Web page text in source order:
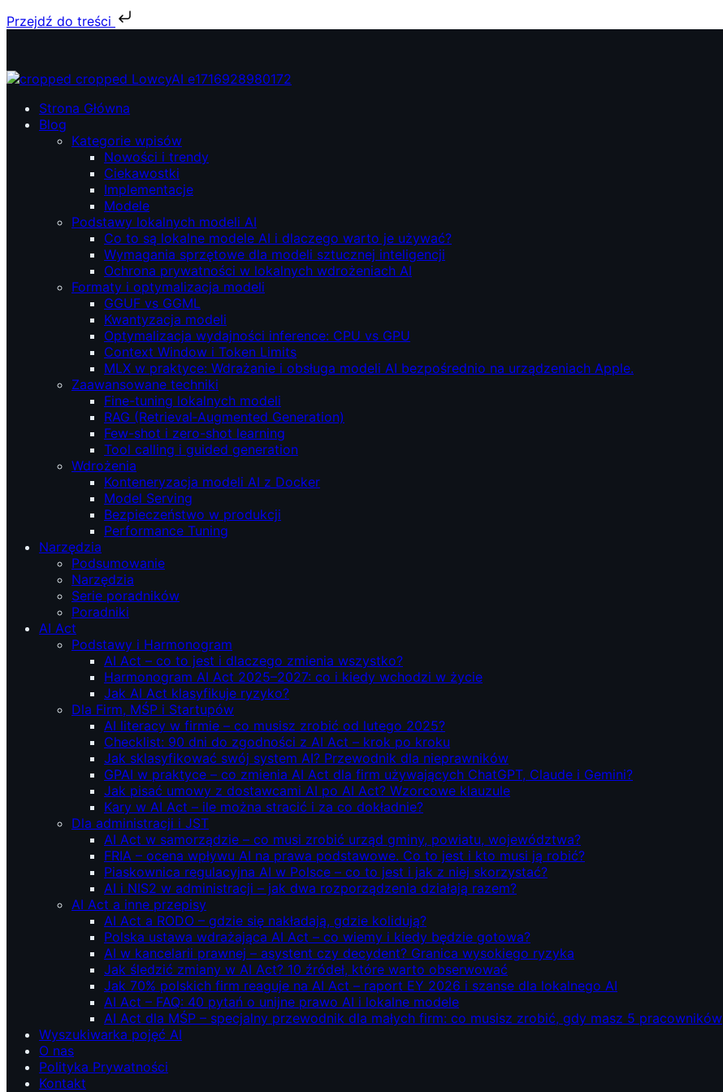
Przejdź do treści
treści
ŁowcyAI – Lokalne modele AI, prywatność i niezależność.
ŁowcyAI – Lokalne modele AI, prywatność i niezależność.
Strona Główna
Blog
Kategorie wpisów
Nowości i trendy
Ciekawostki
Implementacje
Modele
Podstawy lokalnych modeli AI
Co to są lokalne modele AI i dlaczego warto je używać?
Wymagania sprzętowe dla modeli sztucznej inteligencji
Ochrona prywatności w lokalnych wdrożeniach AI
Formaty i optymalizacja modeli
GGUF vs GGML
Kwantyzacja modeli
Optymalizacja wydajności inference: CPU vs GPU
Context Window i Token Limits
MLX w praktyce: Wdrażanie i obsługa modeli AI bezpośrednio na urządzeniach Apple.
Zaawansowane techniki
Fine-tuning lokalnych modeli
RAG (Retrieval‑Augmented Generation)
Few-shot i zero-shot learning
Tool calling i guided generation
Wdrożenia
Konteneryzacja modeli AI z Docker
Model Serving
Bezpieczeństwo w produkcji
Performance Tuning
Narzędzia
Podsumowanie
Narzędzia
Serie poradników
Poradniki
AI Act
Podstawy i Harmonogram
AI Act – co to jest i dlaczego zmienia wszystko?
Harmonogram AI Act 2025–2027: co i kiedy wchodzi w życie
Jak AI Act klasyfikuje ryzyko?
Dla Firm, MŚP i Startupów
AI literacy w firmie – co musisz zrobić od lutego 2025?
Checklist: 90 dni do zgodności z AI Act – krok po kroku
Jak sklasyfikować swój system AI? Przewodnik dla nieprawników
GPAI w praktyce – co zmienia AI Act dla firm używających ChatGPT, Claude i Gemini?
Jak pisać umowy z dostawcami AI po AI Act? Wzorcowe klauzule
Kary w AI Act – ile można stracić i za co dokładnie?
Dla administracji i JST
AI Act w samorządzie – co musi zrobić urząd gminy, powiatu, województwa?
FRIA – ocena wpływu AI na prawa podstawowe. Co to jest i kto musi ją robić?
Piaskownica regulacyjna AI w Polsce – co to jest i jak z niej skorzystać?
AI i NIS2 w administracji – jak dwa rozporządzenia działają razem?
AI Act a inne przepisy
AI Act a RODO – gdzie się nakładają, gdzie kolidują?
Polska ustawa wdrażająca AI Act – co wiemy i kiedy będzie gotowa?
AI w kancelarii prawnej – asystent czy decydent? Granica wysokiego ryzyka
Jak śledzić zmiany w AI Act? 10 źródeł, które warto obserwować
Jak 70% polskich firm reaguje na AI Act – raport EY 2026 i szanse dla lokalnego AI
AI Act – FAQ: 40 pytań o unijne prawo AI i lokalne modele
AI Act dla MŚP – specjalny przewodnik dla małych firm: co musisz zrobić, gdy masz 5 pracowników
Wyszukiwarka pojęć AI
O nas
Polityka Prywatności
Kontakt